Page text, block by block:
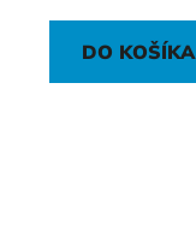
DO KOŠÍKA